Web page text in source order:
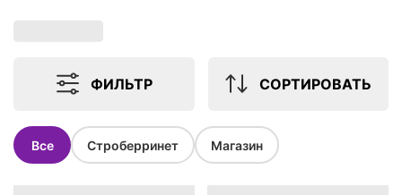
ФИЛЬТР СОРТИРОВАТЬ
Все Строберринет Магазин